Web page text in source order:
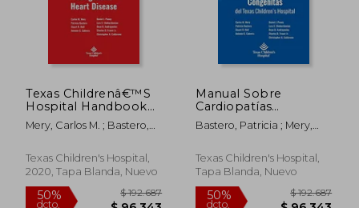
50%
dcto. $ 82.860
50%
dcto. $
Texas Childrenâ€™S
Hospital Handbook
of Congenital Heart
Disease (en Inglés)
Mery, Carlos M. ; Bastero,
G.
Texas Children's Hospital,
2020, Tapa Blanda, Nuevo
Manual Sobre
Cardiopatías
Congénitas del Texas
Children'S Hospital
Bastero, Patricia ; Mery,
Cabreras
Texas Children's Hospital,
Tapa Blanda, Nuevo